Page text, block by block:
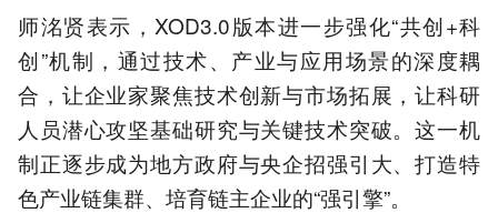
师洺贤表示，XOD3.0版本进一步强化“共创+科
创”机制，通过技术、产业与应用场景的深度耦
合，让企业家聚焦技术创新与市场拓展，让科研
人员潜心攻坚基础研究与关键技术突破。这一机
制正逐步成为地方政府与央企招强引大、打造特
色产业链集群、培育链主企业的“强引擎”。